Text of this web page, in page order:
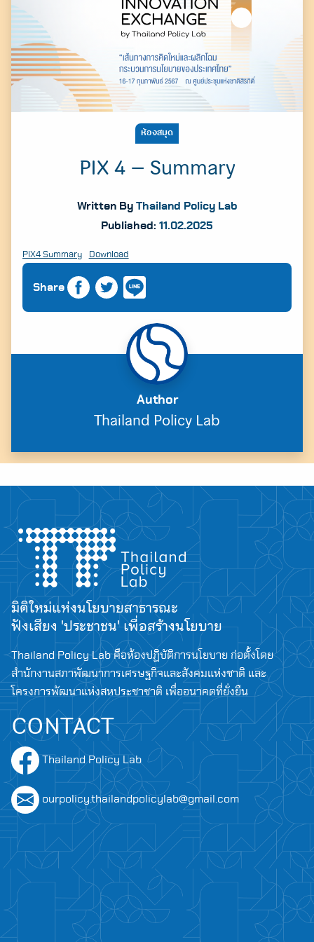
ห้องสมุด
PIX 4 – Summary
Written By Thailand Policy Lab
Published: 11.02.2025
PIX4 Summary Download
Share
Author
Thailand Policy Lab
มิติใหม่แห่งนโยบายสาธารณะ
ฟังเสียง 'ประชาชน' เพื่อสร้างนโยบาย
Thailand Policy Lab คือห้องปฏิบัติการนโยบาย ก่อตั้งโดย
สำนักงานสภาพัฒนาการเศรษฐกิจและสังคมแห่งชาติ และ
โครงการพัฒนาแห่งสหประชาชาติ เพื่ออนาคตที่ยั่งยืน
CONTACT
Thailand Policy Lab
ourpolicy.thailandpolicylab@gmail.com